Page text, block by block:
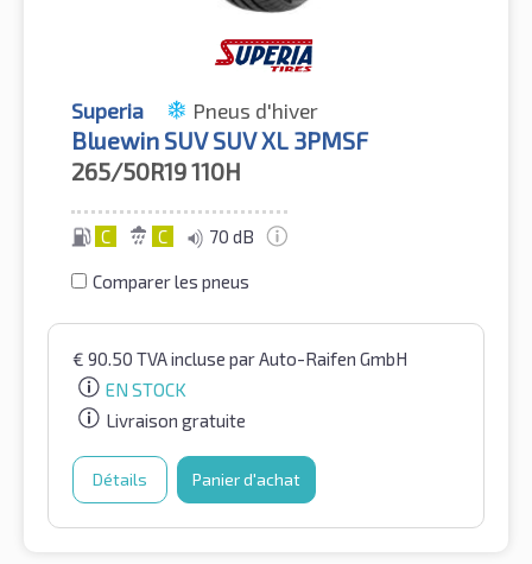
Superia Pneus d'hiver
Bluewin SUV SUV XL 3PMSF
265/50R19110H
C C 70 dB
Comparer les pneus
€ 90.50 TVA incluse par Auto-Raifen GmbH
EN STOCK
Livraison gratuite
Détails Panier d'achat